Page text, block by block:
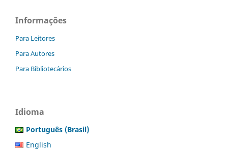
Informações
Para Leitores
Para Autores
Para Bibliotecários
Idioma
Português (Brasil)
English